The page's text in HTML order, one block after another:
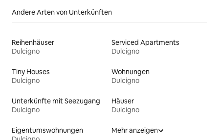
Andere Arten von Unterkünften
Reihenhäuser
Dulcigno
Serviced Apartments
Dulcigno
Tiny Houses
Dulcigno
Wohnungen
Dulcigno
Unterkünfte mit Seezugang
Dulcigno
Häuser
Dulcigno
Eigentumswohnungen
Mehr anzeigen